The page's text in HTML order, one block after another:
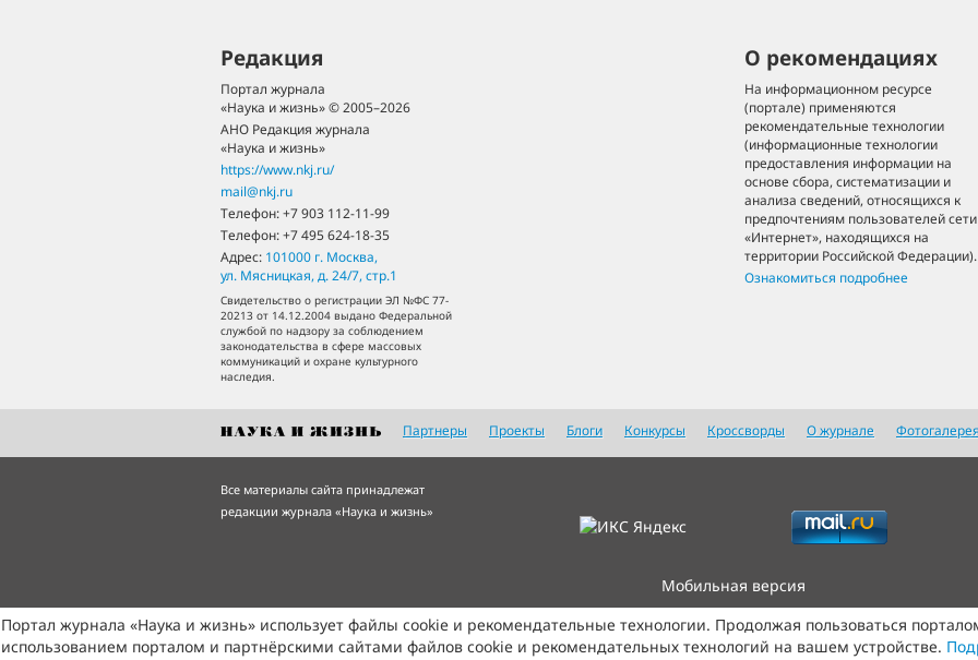
Редакция
Портал журнала
«Наука и жизнь» © 2005–2026
АНО Редакция журнала
«Наука и жизнь»
https://www.nkj.ru/
mail@nkj.ru
Телефон:+7 903 112-11-99
Телефон:+7 495 624-18-35
Адрес: 101000 г. Москва,
ул. Мясницкая, д. 24/7, стр.1
Свидетельство о регистрации ЭЛ №ФС 77-
20213 от 14.12.2004 выдано Федеральной
службой по надзору за соблюдением
законодательства в сфере массовых
коммуникаций и охране культурного
наследия.
О рекомендациях
На информационном ресурсе
(портале) применяются
рекомендательные технологии
(информационные технологии
предоставления информации на
основе сбора, систематизации и
анализа сведений, относящихся к
предпочтениям пользователей сети
«Интернет», находящихся на
территории Российской Федерации).
Ознакомиться подробнее
Партнеры Проекты Блоги Конкурсы Кроссворды О журнале
Все материалы сайта принадлежат
редакции журнала «Наука и жизнь»
Мобильная версия
Портал журнала «Наука и жизнь» использует файлы cookie и рекомендательные технологии. Продолжая пользоваться
использованием порталом и партнёрскими сайтами файлов cookie и рекомендательных технологий на вашем устройстве.